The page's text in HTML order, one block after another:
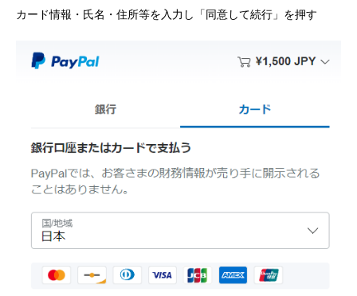
カード情報・氏名・住所等を入力し「同意して続行」を押す